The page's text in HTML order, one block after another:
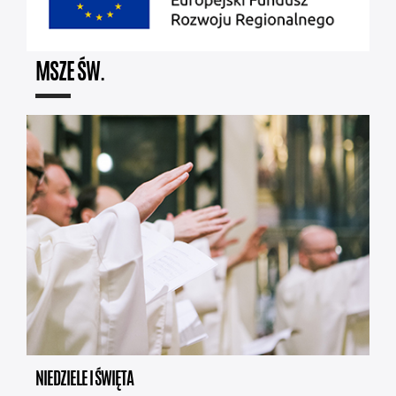
MSZE ŚW.
NIEDZIELE I ŚWIĘTA